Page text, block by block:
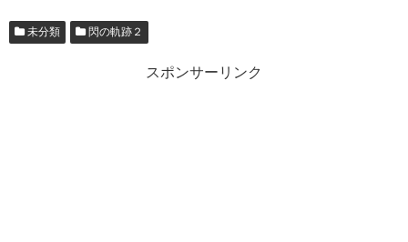
未分類 閃の軌跡２
スポンサーリンク